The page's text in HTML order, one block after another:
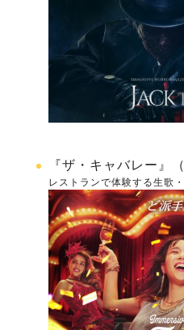
『ザ・キャバレー』
レストランで体験する生歌